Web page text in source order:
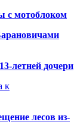
с мотоблоком
летней дочери
к
лесов из-